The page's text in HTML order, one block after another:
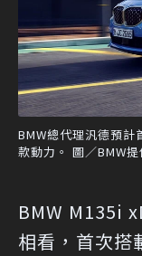
BMW總代理汎德預
款動力。 圖／BMW提
BMW M135i
相看，首次搭